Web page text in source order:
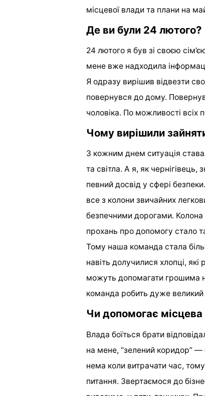
місцевої влади та плани на
Де ви були 24 лютого?
24 лютого я був зі своєю
мене вже надходила
Я одразу вирішив відвезти
повернувся до дому.
чоловіка. По можливості всіх
Чому вирішили
З кожним днем ситуація
та світла. А я, як
певний досвід у сфері
все з колони звичайних
безпечними дорогами. Колона
прохань про допомогу стало
Тому наша команда стала
навіть долучилися хлопці,
можуть допомагати грошима
команда робить дуже
Чи допомогає
Влада боїться брати
на мене, “зелений коридор” —
нема коли витрачати час,
питання. Звертаємося до